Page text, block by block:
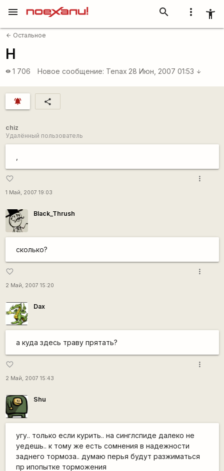
more_vert accessibility_new
search
menu
arrow_back Остальное
H
visibility 1 706 Новое сообщение: Tenax 28 Июн, 2007 01:53 arrow_downward
notifications_active share
chiz
Удалённый пользователь
favorite_border
1 Май, 2007 19:03
more_vert
Black_Thrush
сколько?
favorite_border
2 Май, 2007 15:20
more_vert
Dax
а куда здесь траву прятать?
favorite_border
2 Май, 2007 15:43
more_vert
Shu
угу.. только если курить.. на синглспиде далеко не
уедешь.. к тому же есть сомнения в надежности
заднего тормоза.. думаю перья будут разжиматься
пр ипопытке торможения